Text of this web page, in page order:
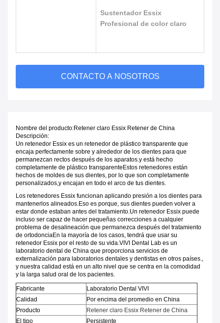
Sustentador Essix
Profesional de color claro
CONTACTO A NOSOTROS
Nombre del producto:Retener claro Essix Retener de China
Descripción:
Un retenedor Essix es un retenedor de plástico transparente que
encaja perfectamente sobre y alrededor de los dientes para que
permanezcan rectos después de los aparatos.y está hecho
completamente de plástico transparenteEstos retenedores están
hechos de moldes de sus dientes, por lo que son completamente
personalizados,y encajan en todo el arco de tus dientes.
Los retenedores Essix funcionan aplicando presión a los dientes para
mantenerlos alineados.Eso es porque, sus dientes pueden volver a
estar donde estaban antes del tratamiento.Un retenedor Essix puede
incluso ser capaz de hacer pequeñas correcciones a cualquier
problema de desalineación que permanezca después del tratamiento
de ortodonciaEn la mayoría de los casos, tendrá que usar su
retenedor Essix por el resto de su vida.VIVI Dental Lab es un
laboratorio dental de China que proporciona servicios de
externalización para laboratorios dentales y dentistas en otros países.,
y nuestra calidad está en un alto nivel que se centra en la comodidad
y la larga salud oral de los pacientes.
Fabricante
Laboratorio Dental VIVI
Calidad
Por encima del promedio en China
Producto
Retener claro Essix Retener de China
El tipo
Persistente